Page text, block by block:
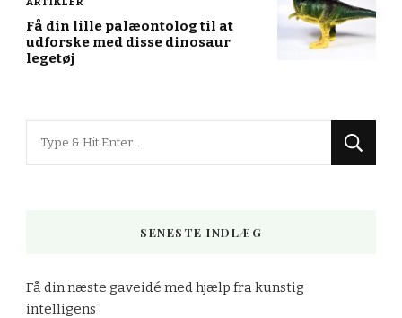
Få din lille palæontolog til at
udforske med disse dinosaur
legetøj
SENESTE INDLÆG
Få din næste gaveidé med hjælp fra kunstig
intelligens